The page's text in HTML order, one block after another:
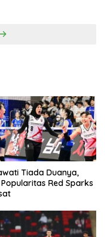
Tiada Duanya,
Red Sparks